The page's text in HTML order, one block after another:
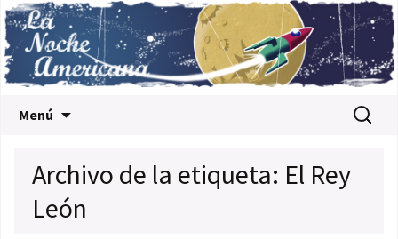
Menú Buscar:
Archivo de la etiqueta: El Rey
León